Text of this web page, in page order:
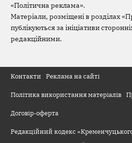
«Політична реклама».
Матеріали, розміщені в розділах
публікуються за ініціативи
редакційними.
Контакти Реклама на сайті
Політика використання матеріалів
Договір-оферта
Редакційний кодекс